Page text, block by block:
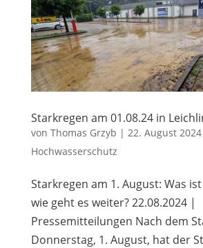
Starkregen am 01.08.24 in
von Thomas Grzyb | 22. August 2024
Hochwasserschutz
Starkregen am 1. August: Was
wie geht es weiter? 22.08.2024 |
Pressemitteilungen Nach dem
Donnerstag, 1. August, hat der